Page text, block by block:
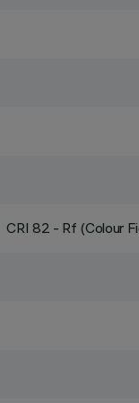
CRI 82 - Rf (Colour